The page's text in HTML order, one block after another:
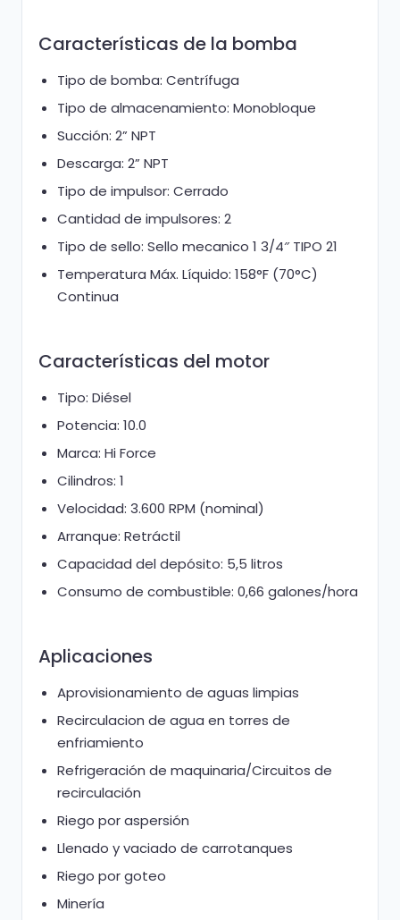
Características de la bomba
Tipo de bomba: Centrífuga
Tipo de almacenamiento: Monobloque
Succión: 2” NPT
Descarga: 2” NPT
Tipo de impulsor: Cerrado
Cantidad de impulsores: 2
Tipo de sello: Sello mecanico 1 3/4″ TIPO 21
Temperatura Máx. Líquido: 158°F (70°C)
Continua
Características del motor
Tipo: Diésel
Potencia: 10.0
Marca: Hi Force
Cilindros: 1
Velocidad: 3.600 RPM (nominal)
Arranque: Retráctil
Capacidad del depósito: 5,5 litros
Consumo de combustible: 0,66 galones/hora
Aplicaciones
Aprovisionamiento de aguas limpias
Recirculacion de agua en torres de
enfriamiento
Refrigeración de maquinaria/Circuitos de
recirculación
Riego por aspersión
Llenado y vaciado de carrotanques
Riego por goteo
Minería